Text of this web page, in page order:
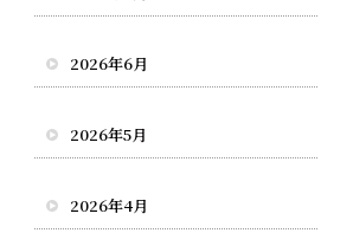
2026年6月
2026年5月
2026年4月